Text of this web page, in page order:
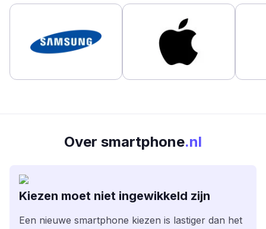
Over smartphone.nl
Kiezen moet niet ingewikkeld zijn
Een nieuwe smartphone kiezen is lastiger dan het